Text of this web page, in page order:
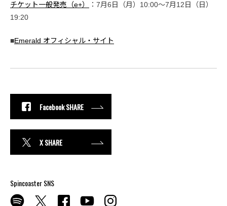
チケット一般発売（e+）
：7月6日（月）10:00〜7月12日（日）
19:20
■Emerald オフィシャル・サイト
Facebook SHARE
X SHARE
Spincoaster SNS